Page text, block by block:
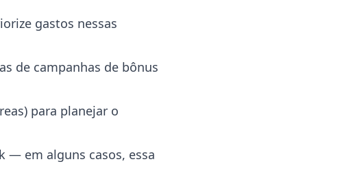
gastos nessas
de campanhas de bônus
para planejar o
— em alguns casos, essa